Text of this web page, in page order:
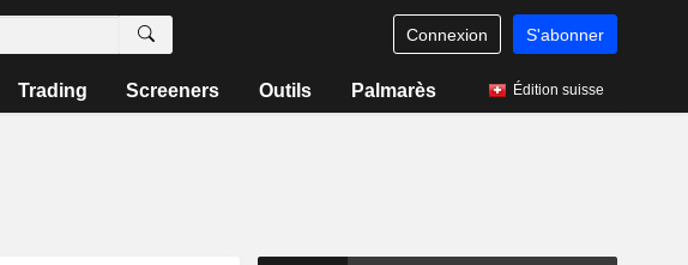
Connexion S'abonner
Trading Screeners Outils Palmarès Édition suisse